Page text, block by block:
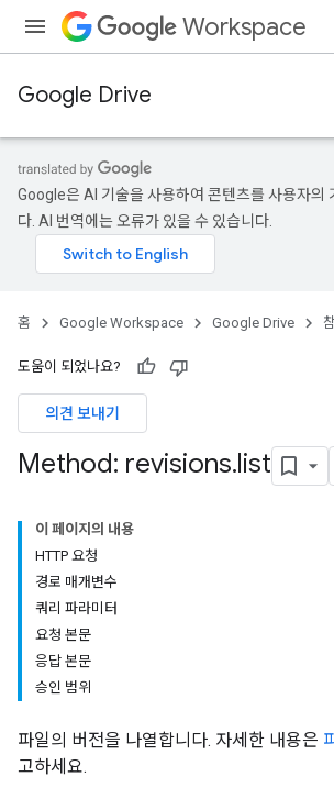
Workspace
Google Drive
Google은 AI 기술을 사용하여 콘텐츠를 사용자의
다. AI 번역에는 오류가 있을 수 있습니다.
홈 Google Workspace Google Drive
도움이 되었나요?
의견 보내기
Method: revisions.list
이 페이지의 내용
HTTP 요청
경로 매개변수
쿼리 파라미터
요청 본문
응답 본문
승인 범위
파일의 버전을 나열합니다. 자세한 내용은
고하세요.